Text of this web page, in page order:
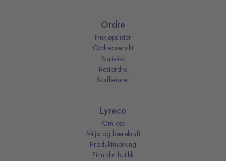
Ordre
Innkjøpslister
Ordreoversikt
Statistikk
Restordre
Skaffevarer
Lyreco
Om oss
Miljø og bærekraft
Produktmerking
Finn din butikk